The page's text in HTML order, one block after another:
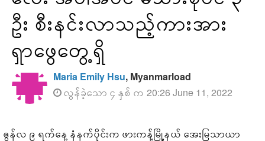
ဦး စီးနင်းလာသည့်ကားအား
ရှာဖွေတွေ့ရှိ
Maria Emily Hsu, Myanmarload
လွန်ခဲ့သော ၄ နှစ် က 20:26 June 11, 2022
ဇွန်လ ၉ ရက်နေ့ နံနက်ပိုင်းက ဖားကန့်မြို့နယ် အေးမြသာယာ